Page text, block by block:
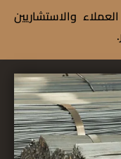
والاستشاريين